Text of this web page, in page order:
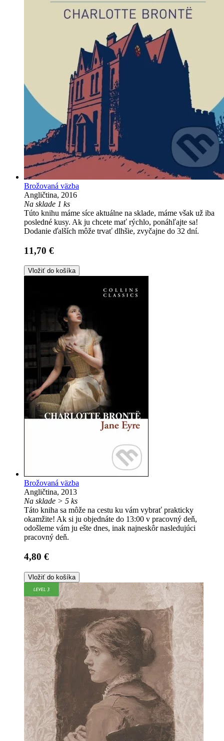
Brožovaná väzba
Angličtina, 2016
Na sklade 1 ks
Túto knihu máme síce aktuálne na sklade, máme však už iba
posledné kusy. Ak ju chcete mať rýchlo, ponáhľajte sa!
Dodanie ďalších môže trvať dlhšie, zvyčajne do 32 dní.
11,70 €
Vložiť do košíka
Brožovaná väzba
Angličtina, 2013
Na sklade > 5 ks
Táto kniha sa môže na cestu ku vám vybrať prakticky
okamžite! Ak si ju objednáte do 13:00 v pracovný deň,
odošleme vám ju ešte dnes, inak najneskôr nasledujúci
pracovný deň.
4,80 €
Vložiť do košíka